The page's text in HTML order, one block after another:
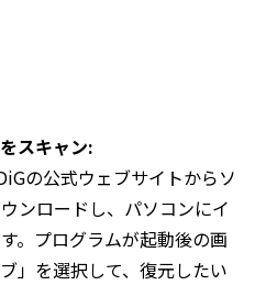
スキャン:
の公式ウェブサイトからソ
ンロードし、パソコンにイ
。プログラムが起動後の画
」を選択して、復元したい